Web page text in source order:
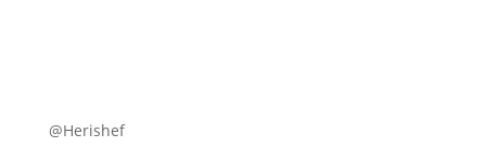
@Herishef